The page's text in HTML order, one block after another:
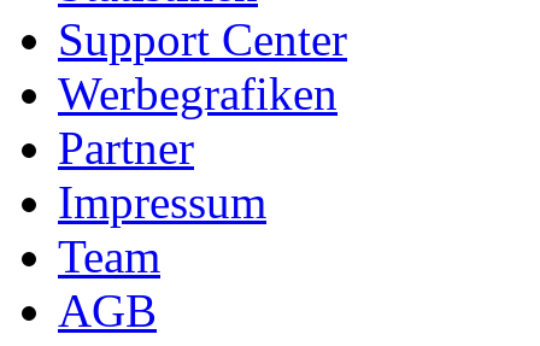
Support Center
Werbegrafiken
Partner
Impressum
Team
AGB